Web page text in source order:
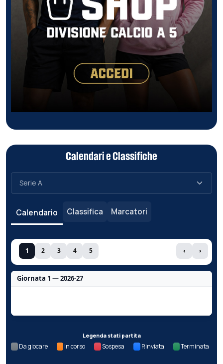
Calendari e Classifiche
Calendario Classifica Marcatori
1 2 3 4 5 ‹ ›
Giornata 1 — 2026-27
Legenda stati partita
Da giocare In corso Sospesa Rinviata Terminata